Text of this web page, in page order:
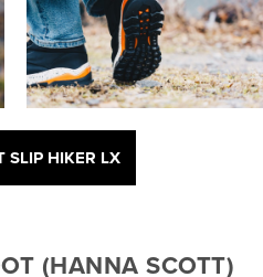
SLIP HIKER LX
(HANNA SCOTT)